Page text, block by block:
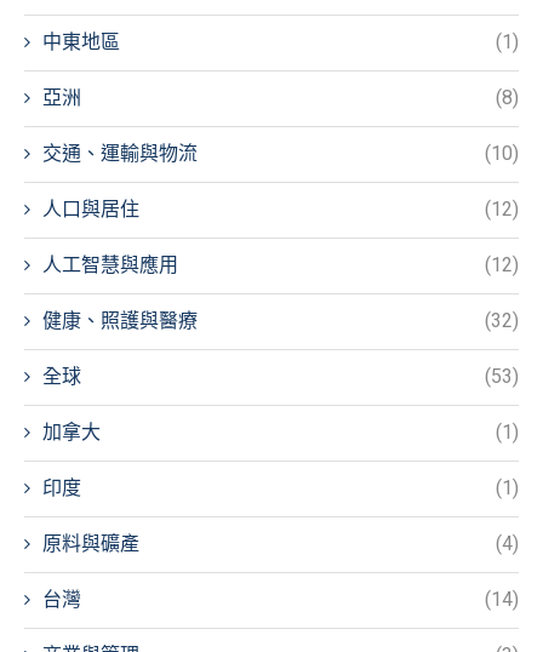
中東地區 (1)
亞洲 (8)
交通、運輸與物流 (10)
人口與居住 (12)
人工智慧與應用 (12)
健康、照護與醫療 (32)
全球 (53)
加拿大 (1)
印度 (1)
原料與礦產 (4)
台灣 (14)